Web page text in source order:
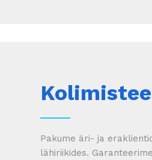
Pakume äri- ja
lähiriikides.